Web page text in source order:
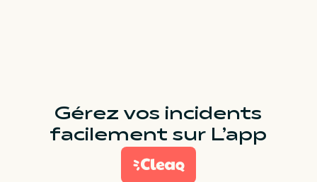
Gérez vos incidents
facilement sur L’app